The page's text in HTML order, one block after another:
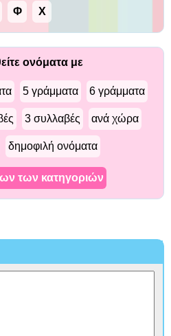
Φ Χ
ονόματα με
5 γράμματα 6 γράμματα
3 συλλαβές ανά χώρα
δημοφιλή ονόματα
των κατηγοριών